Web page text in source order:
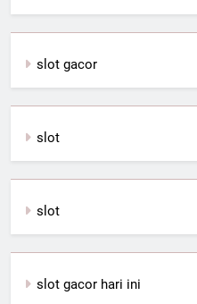
slot gacor
slot
slot
slot gacor hari ini